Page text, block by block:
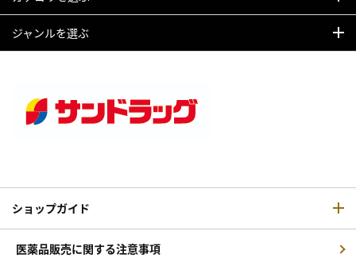
ジャンルを選ぶ
ショップガイド
医薬品販売に関する注意事項